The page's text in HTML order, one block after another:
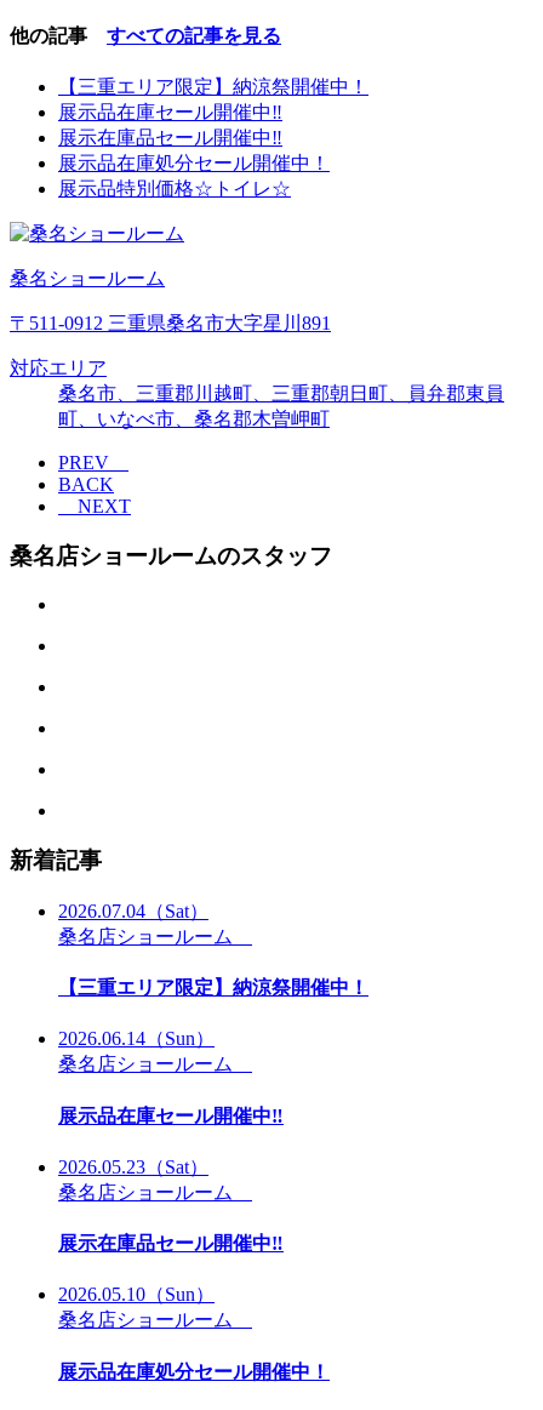
他の記事 すべての記事を見る
【三重エリア限定】納涼祭開催中！
展示品在庫セール開催中‼
展示在庫品セール開催中‼
展示品在庫処分セール開催中！
展示品特別価格☆トイレ☆
桑名ショールーム
〒511-0912 三重県桑名市大字星川891
対応エリア
桑名市、三重郡川越町、三重郡朝日町、員弁郡東員
町、いなべ市、桑名郡木曽岬町
PREV
BACK
NEXT
桑名店ショールームのスタッフ
新着記事
2026.07.04 （Sat）
桑名店ショールーム
【三重エリア限定】納涼祭開催中！
2026.06.14 （Sun）
桑名店ショールーム
展示品在庫セール開催中‼
2026.05.23 （Sat）
桑名店ショールーム
展示在庫品セール開催中‼
2026.05.10 （Sun）
桑名店ショールーム
展示品在庫処分セール開催中！